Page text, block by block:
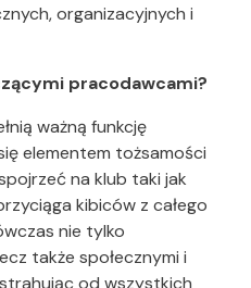
organizacyjnych i
pracodawcami?
ważną funkcję
elementem tożsamości
na klub taki jak
kibiców z całego
nie tylko
także społecznymi i
od wszystkich